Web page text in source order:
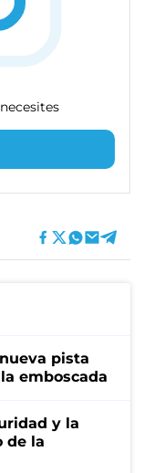
pista
emboscada
y la
de la